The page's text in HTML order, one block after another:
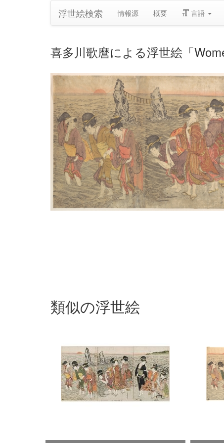
浮世絵検索 情報源 概要 言語
喜多川歌麿による浮世絵「
類似の浮世絵